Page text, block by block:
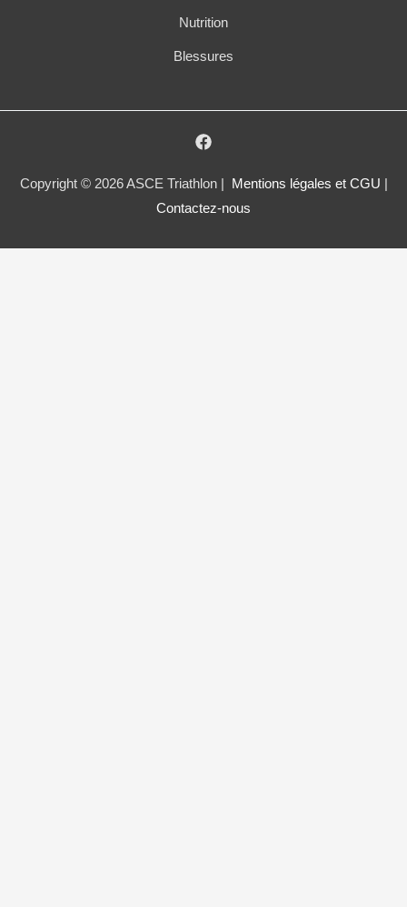
Nutrition
Blessures
Copyright © 2026 ASCE Triathlon | Mentions légales et CGU
Contactez-nous